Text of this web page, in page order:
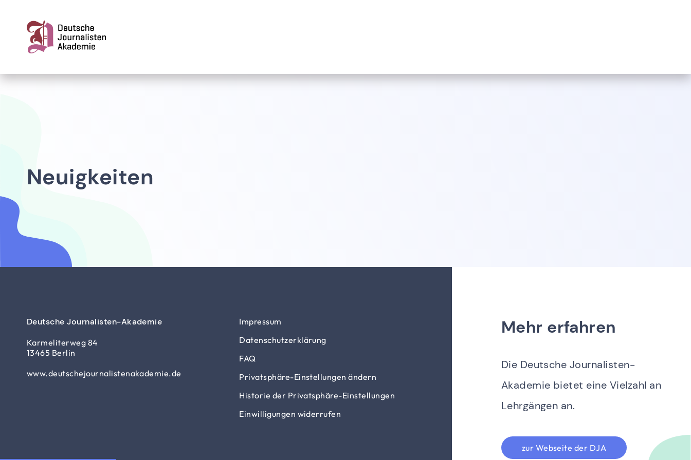
Neuigkeiten
Deutsche Journalisten-Akademie
Karmeliterweg 84
13465 Berlin
www.deutschejournalistenakademie.de
Impressum
Datenschutzerklärung
FAQ
Privatsphäre-Einstellungen ändern
Historie der Privatsphäre-Einstellungen
Einwilligungen widerrufen
Mehr erfahren
Die Deutsche Journalisten-
Akademie bietet eine Vielzahl an
Lehrgängen an.
zur Webseite der DJA